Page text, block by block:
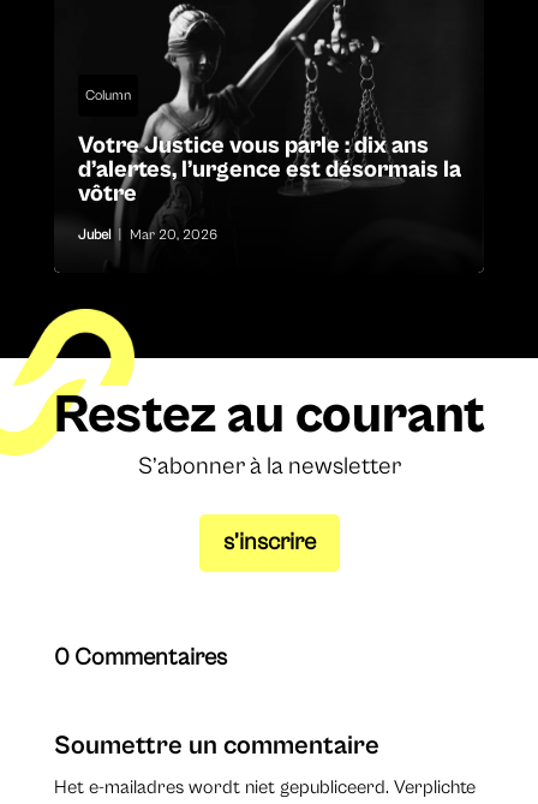
Column
Votre Justice vous parle : dix ans
d’alertes, l’urgence est désormais la
vôtre
Jubel Mar 20, 2026
Restez au courant
S’abonner à la newsletter
s’inscrire
0 Commentaires
Soumettre un commentaire
Het e-mailadres wordt niet gepubliceerd. Verplichte